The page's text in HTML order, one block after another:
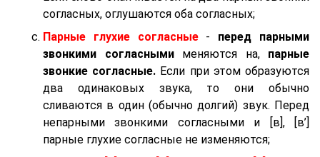
согласных, оглушаются оба согласных;
Парные глухие согласные- перед парными
звонкими согласнымименяются на, парные
звонкие согласные. Если при этом образуются
два одинаковых звука, то они обычно
сливаются в один (обычно долгий) звук. Перед
непарными звонкими согласными и [в], [в’]
парные глухие согласные не изменяются;